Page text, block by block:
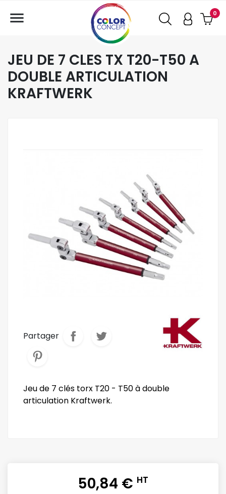
0

JEU DE 7 CLES TX T20-T50 A
DOUBLE ARTICULATION
KRAFTWERK
Partager
Jeu de 7 clés torx T20 - T50 à double
articulation Kraftwerk.
50,84 € HT